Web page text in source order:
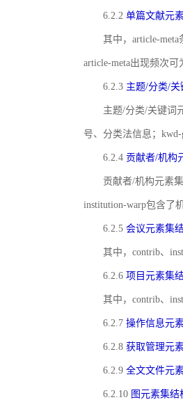
6.2.2 单篇文献元
其中，article-
article-meta出现频次可
6.2.3 主题/分类/
主题/分类/关键词
号、分类法信息；
6.2.4 贡献者/机构
贡献者/机构元素
institution-warp包含了
6.2.5 会议元素集
其中，contrib、
6.2.6 项目元素集
其中，contrib、
6.2.7 操作信息元
6.2.8 获取管理元
6.2.9 全文文件元
6.2.10 图元素集结